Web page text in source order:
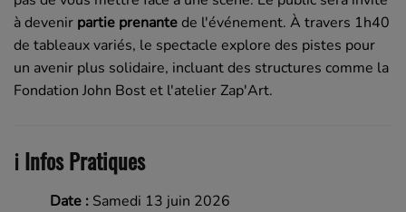
à devenir partie prenantede l'événement. À travers 1h40
de tableaux variés, le spectacle explore des pistes pour
un avenir plus solidaire, incluant des structures comme la
Fondation John Bost et l'atelier Zap'Art.
ℹ️ Infos Pratiques
Date : Samedi 13 juin 2026